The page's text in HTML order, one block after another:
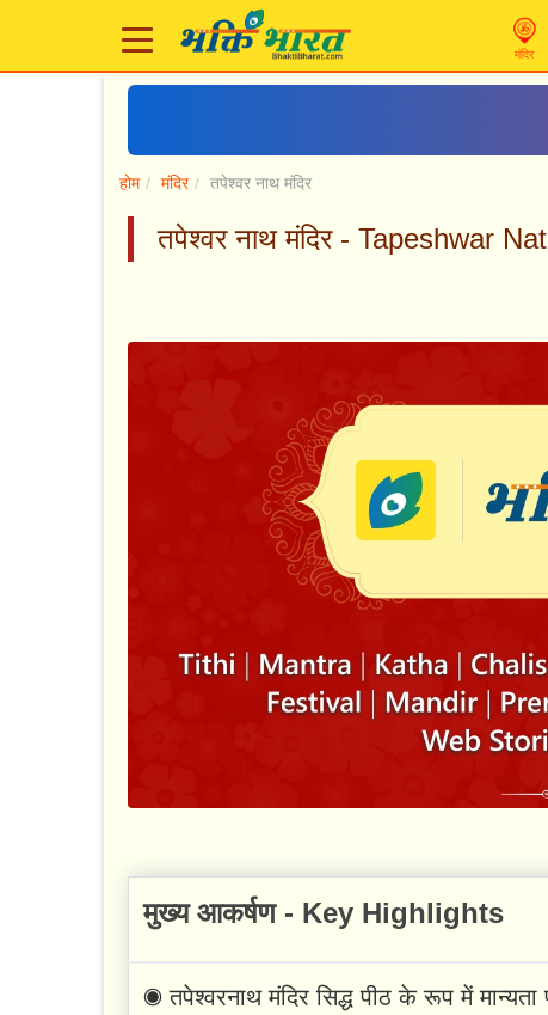
मंदिर
होम मंदिर तपेश्वर नाथ मंदिर
तपेश्वर नाथ मंदिर - Tapeshwar
मुख्य आकर्षण - Key Highlights
◉ तपेश्वरनाथ मंदिर सिद्ध पीठ के रूप में मान्यता